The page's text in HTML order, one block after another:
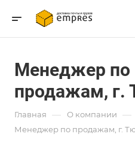
Менеджер по
продажам, г.
Главная — О компании —
Менеджер по продажам, г.